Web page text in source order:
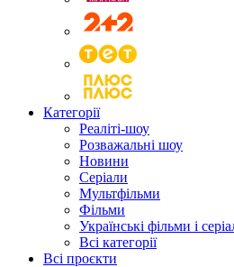
Категорії
Реаліті-шоу
Розважальні шоу
Новини
Серіали
Мультфільми
Фільми
Українські фільми і
Всі категорії
Всі проєкти